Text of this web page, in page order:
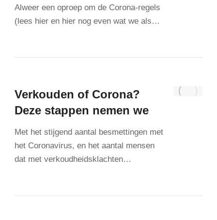
Alweer een oproep om de Corona-regels
(lees hier en hier nog even wat we als…
Verkouden of Corona?
Deze stappen nemen we
Met het stijgend aantal besmettingen met
het Coronavirus, en het aantal mensen
dat met verkoudheidsklachten…